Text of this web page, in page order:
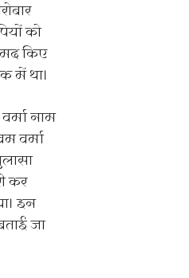
को
किए
में था।
नाम
वर्मा
कर
इन
जा